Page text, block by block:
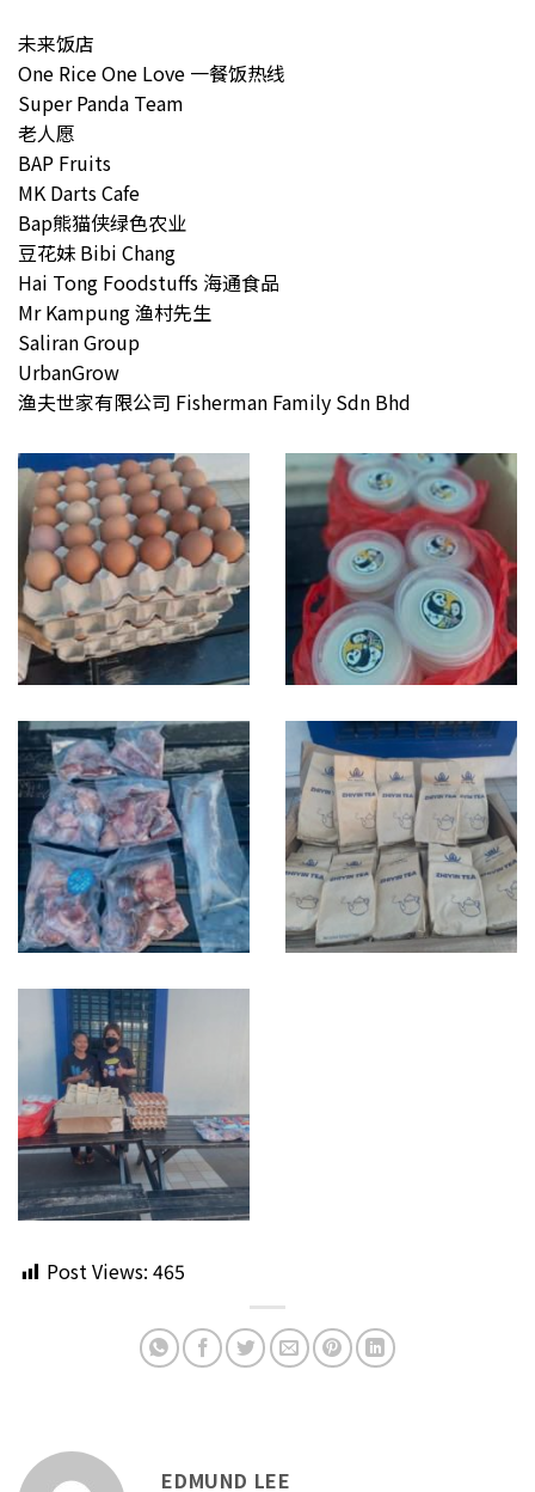
未来饭店
One Rice One Love 一餐饭热线
Super Panda Team
老人愿
BAP Fruits
MK Darts Cafe
Bap熊猫侠绿色农业
豆花妹 Bibi Chang
Hai Tong Foodstuffs 海通食品
Mr Kampung 渔村先生
Saliran Group
UrbanGrow
渔夫世家有限公司 Fisherman Family Sdn Bhd
Post Views: 465
EDMUND LEE